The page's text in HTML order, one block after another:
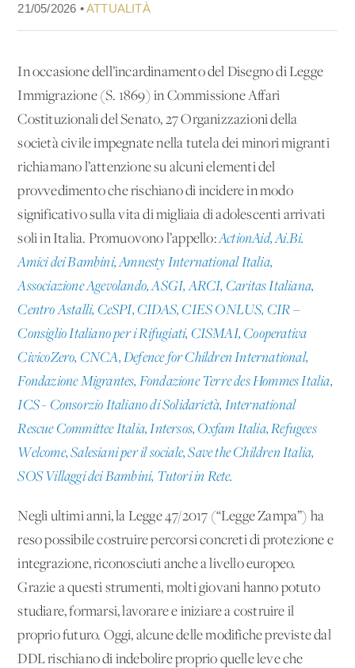
21/05/2026 •ATTUALITÀ
In occasione dell’incardinamento del Disegno di Legge
Immigrazione (S. 1869) in Commissione Affari
Costituzionali del Senato, 27 Organizzazioni della
società civile impegnate nella tutela dei minori migranti
richiamano l’attenzione su alcuni elementi del
provvedimento che rischiano di incidere in modo
significativo sulla vita di migliaia di adolescenti arrivati
soli in Italia. Promuovono l’appello:ActionAid, Ai.Bi.
Amici dei Bambini, Amnesty International Italia,
Associazione Agevolando, ASGI, ARCI, Caritas Italiana,
Centro Astalli, CeSPI, CIDAS, CIES ONLUS, CIR –
Consiglio Italiano per i Rifugiati, CISMAI, Cooperativa
CivicoZero, CNCA, Defence for Children International,
Fondazione Migrantes, Fondazione Terre des Hommes Italia,
ICS - Consorzio Italiano di Solidarietà, International
Rescue Committee Italia, Intersos, Oxfam Italia, Refugees
Welcome, Salesiani per il sociale, Save the Children Italia,
SOS Villaggi dei Bambini, Tutori in Rete.
Negli ultimi anni, la Legge 47/2017 (“Legge Zampa”) ha
reso possibile costruire percorsi concreti di protezione e
integrazione, riconosciuti anche a livello europeo.
Grazie a questi strumenti, molti giovani hanno potuto
studiare, formarsi, lavorare e iniziare a costruire il
proprio futuro. Oggi, alcune delle modifiche previste dal
DDL rischiano di indebolire proprio quelle leve che